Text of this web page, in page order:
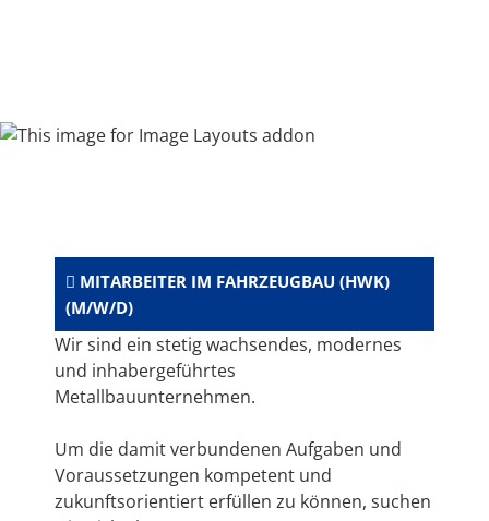
MITARBEITER IM FAHRZEUGBAU (HWK)
(M/W/D)
Wir sind ein stetig wachsendes, modernes
und inhabergeführtes
Metallbauunternehmen.
Um die damit verbundenen Aufgaben und
Voraussetzungen kompetent und
zukunftsorientiert erfüllen zu können, suchen